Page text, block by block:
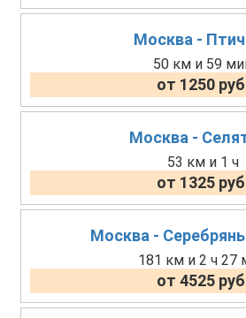
Москва -
50 км и 59
от 1250
Москва -
53 км и 1 ч
от 1325
Москва -
181 км и 2 ч 27
от 4525